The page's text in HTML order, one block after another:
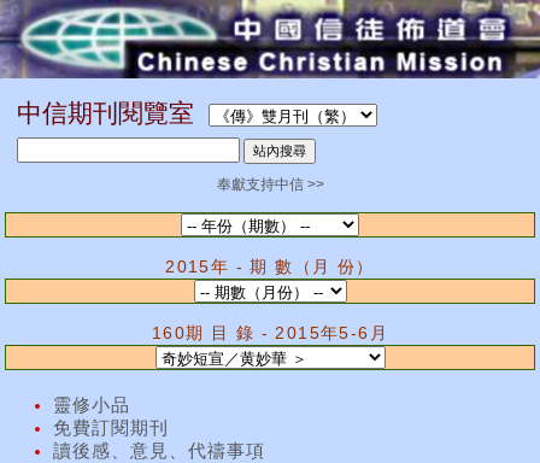
中信期刊閱覽室
奉獻支持中信 >>
2015年 - 期 數（月 份）
160期 目 錄 - 2015年5-6月
靈修小品
免費訂閱期刊
讀後感、意見、代禱事項